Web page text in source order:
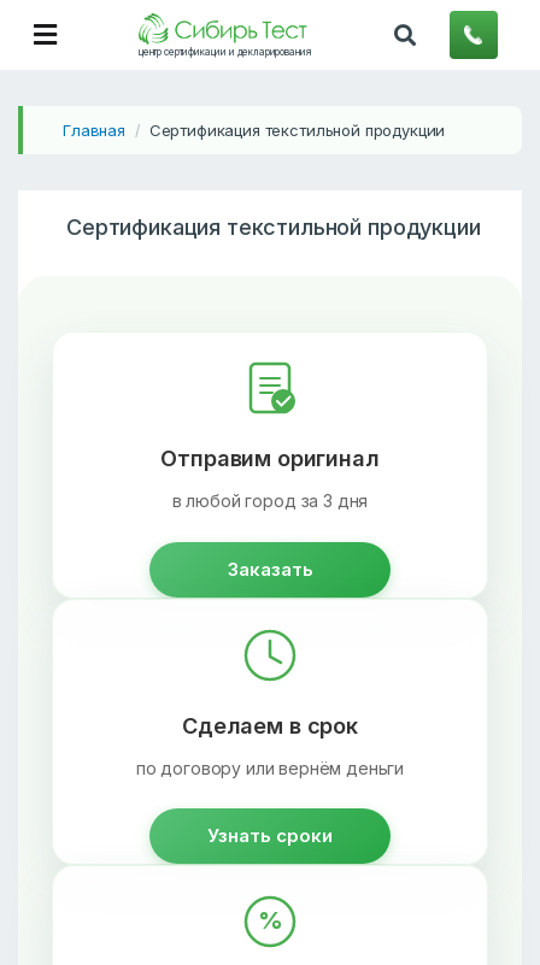
центр сертификации и декларирования
Главная / Сертификация текстильной продукции
Сертификация текстильной продукции
Отправим оригинал
в любой город за 3 дня
Заказать
Сделаем в срок
по договору или вернём деньги
Узнать сроки
%